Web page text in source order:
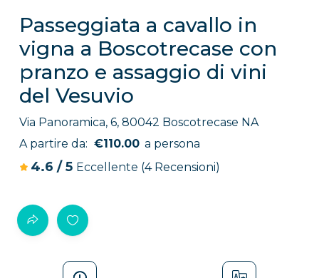
Passeggiata a cavallo in
vigna a Boscotrecase con
pranzo e assaggio di vini
del Vesuvio
Via Panoramica, 6, 80042 Boscotrecase NA
A partire da: €110.00 a persona
4.6 /5 Eccellente (4 Recensioni)